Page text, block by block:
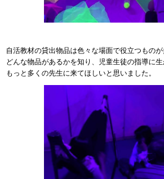
自活教材の貸出物品は色々な場面で役立つもの
どんな物品があるかを知り、児童生徒の指導に生
もっと多くの先生に来てほしいと思いました。